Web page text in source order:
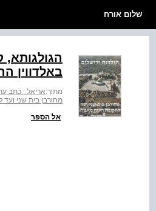
שלום אורח
באלדווין
מתוך:אריאל : כתב
מחורבן בית שני
אל הספר